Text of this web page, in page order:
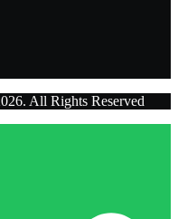
All Rights Reserved